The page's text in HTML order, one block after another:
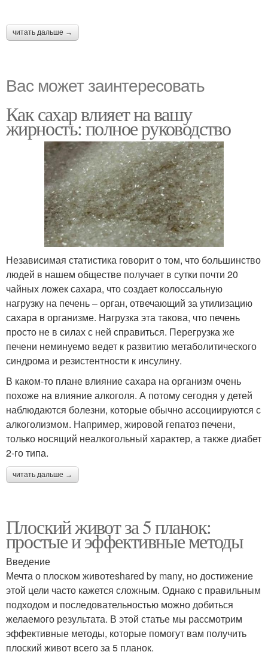
читать дальше →
Вас может заинтересовать
Как сахар влияет на вашу
жирность: полное руководство
Независимая статистика говорит о том, что большинство
людей в нашем обществе получает в сутки почти 20
чайных ложек сахара, что создает колоссальную
нагрузку на печень – орган, отвечающий за утилизацию
сахара в организме. Нагрузка эта такова, что печень
просто не в силах с ней справиться. Перегрузка же
печени неминуемо ведет к развитию метаболитического
синдрома и резистентности к инсулину.
В каком-то плане влияние сахара на организм очень
похоже на влияние алкоголя. А потому сегодня у детей
наблюдаются болезни, которые обычно ассоциируются с
алкоголизмом. Например, жировой гепатоз печени,
только носящий неалкогольный характер, а также диабет
2-го типа.
читать дальше →
Плоский живот за 5 планок:
простые и эффективные методы
Введение
Мечта о плоском животеshared by many, но достижение
этой цели часто кажется сложным. Однако с правильным
подходом и последовательностью можно добиться
желаемого результата. В этой статье мы рассмотрим
эффективные методы, которые помогут вам получить
плоский живот всего за 5 планок.